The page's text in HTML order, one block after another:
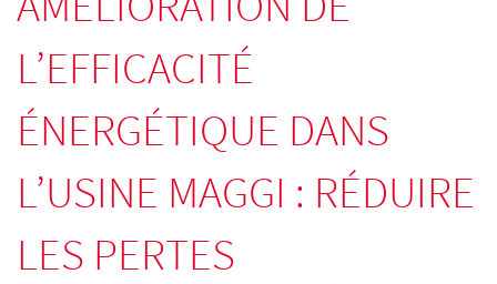
L’EFFICACITÉ
ÉNERGÉTIQUE DANS
L’USINE MAGGI : RÉDUIRE
LES PERTES